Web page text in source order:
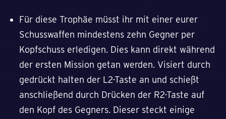
Für diese Trophäe müsst ihr mit einer eurer
Schusswaffen mindestens zehn Gegner per
Kopfschuss erledigen. Dies kann direkt während
der ersten Mission getan werden. Visiert durch
gedrückt halten der L2-Taste an und schießt
anschließend durch Drücken der R2-Taste auf
den Kopf des Gegners. Dieser steckt einige